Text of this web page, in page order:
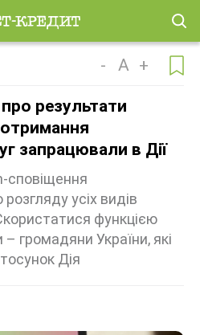
- A +
результати
запрацювали в Дії
сповіщення
усіх видів
функцією
громадяни України, які
Дія